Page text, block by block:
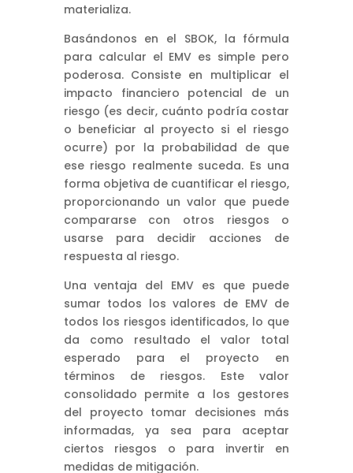
materializa.
Basándonos en el SBOK, la fórmula
para calcular el EMV es simple pero
poderosa. Consiste en multiplicar el
impacto financiero potencial de un
riesgo (es decir, cuánto podría costar
o beneficiar al proyecto si el riesgo
ocurre) por la probabilidad de que
ese riesgo realmente suceda. Es una
forma objetiva de cuantificar el riesgo,
proporcionando un valor que puede
compararse con otros riesgos o
usarse para decidir acciones de
respuesta al riesgo.
Una ventaja del EMV es que puede
sumar todos los valores de EMV de
todos los riesgos identificados, lo que
da como resultado el valor total
esperado para el proyecto en
términos de riesgos. Este valor
consolidado permite a los gestores
del proyecto tomar decisiones más
informadas, ya sea para aceptar
ciertos riesgos o para invertir en
medidas de mitigación.